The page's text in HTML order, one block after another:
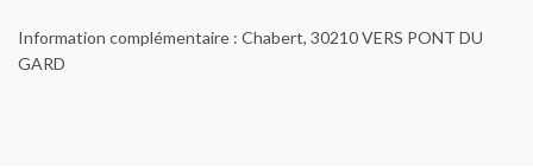
Information complémentaire : Chabert, 30210 VERS PONT DU
GARD